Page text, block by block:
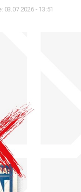
03.07.2026 - 13:51